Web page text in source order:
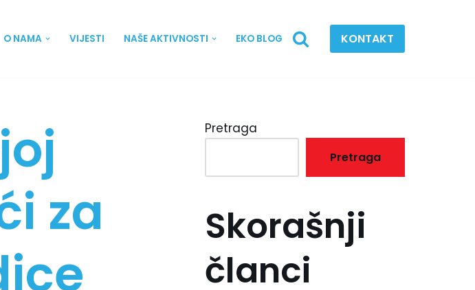
O NAMA VIJESTI NAŠE AKTIVNOSTI EKO BLOG KONTAKT
za
Pretraga
Pretraga
Skorašnji
članci